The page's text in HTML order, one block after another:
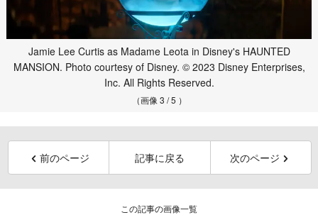
Jamie Lee Curtis as Madame Leota in Disney's HAUNTED
MANSION. Photo courtesy of Disney. © 2023 Disney Enterprises,
Inc. All Rights Reserved.
（画像 3 / 5 ）
前のページ 記事に戻る 次のページ
この記事の画像一覧